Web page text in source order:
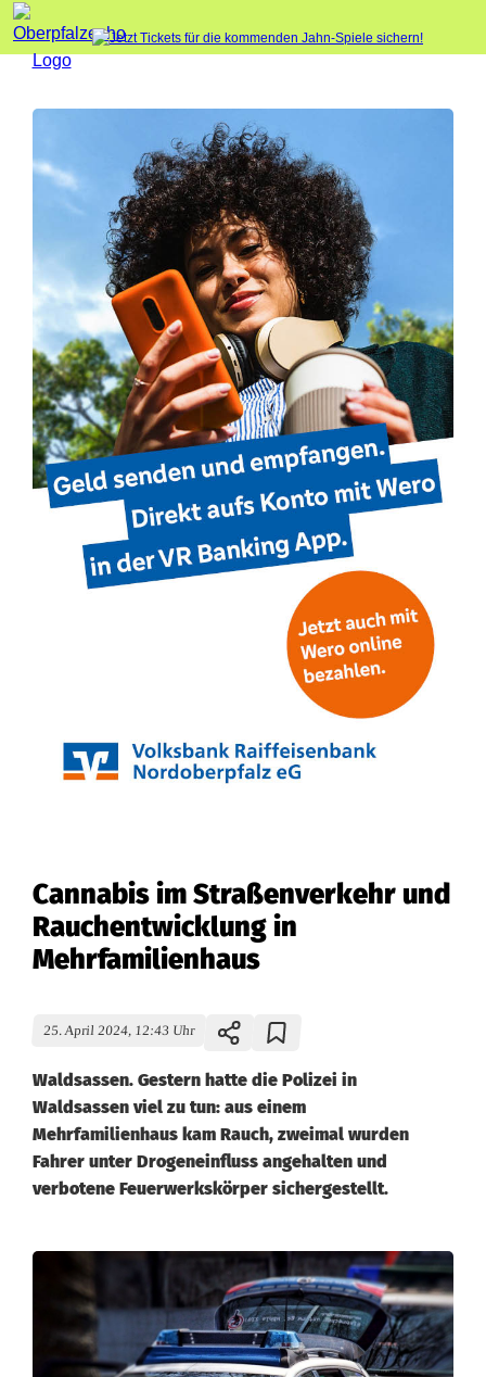
Cannabis im Straßenverkehr und
Rauchentwicklung in
Mehrfamilienhaus
25. April 2024, 12:43 Uhr
Waldsassen. Gestern hatte die Polizei in
Waldsassen viel zu tun: aus einem
Mehrfamilienhaus kam Rauch, zweimal wurden
Fahrer unter Drogeneinfluss angehalten und
verbotene Feuerwerkskörper sichergestellt.